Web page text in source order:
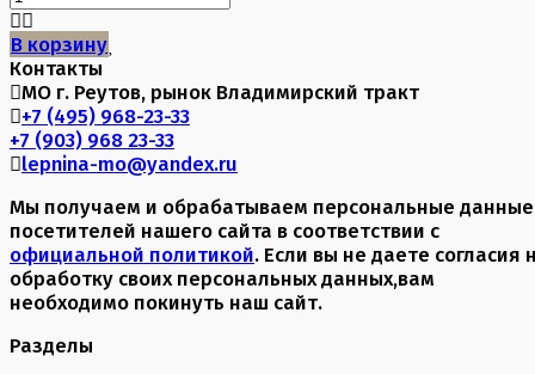
В корзину
Контакты
МО г. Реутов, рынок Владимирский тракт
+7 (495) 968-23-33
+7 (903) 968 23-33
lepnina-mo@yandex.ru
Мы получаем и обрабатываем персональные данные
посетителей нашего сайта в соответствии с
официальной политикой. Если вы не даете согласия
обработку своих персональных данных,вам
необходимо покинуть наш сайт.
Разделы